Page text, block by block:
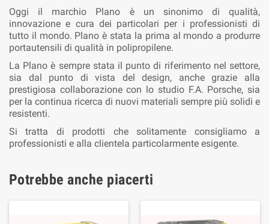
Oggi il marchio Plano è un sinonimo di qualità,
innovazione e cura dei particolari per i professionisti di
tutto il mondo. Plano è stata la prima al mondo a produrre
portautensili di qualità in polipropilene.
La Plano è sempre stata il punto di riferimento nel settore,
sia dal punto di vista del design, anche grazie alla
prestigiosa collaborazione con lo studio F.A. Porsche, sia
per la continua ricerca di nuovi materiali sempre più solidi e
resistenti.
Si tratta di prodotti che solitamente consigliamo a
professionisti e alla clientela particolarmente esigente.
Potrebbe anche piacerti